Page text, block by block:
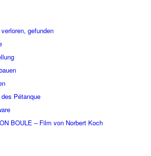
gefunden
Pétanque
BOULE – Film von Norbert Koch